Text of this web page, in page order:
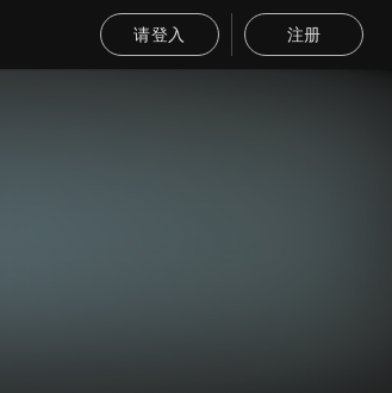
请登入 注册